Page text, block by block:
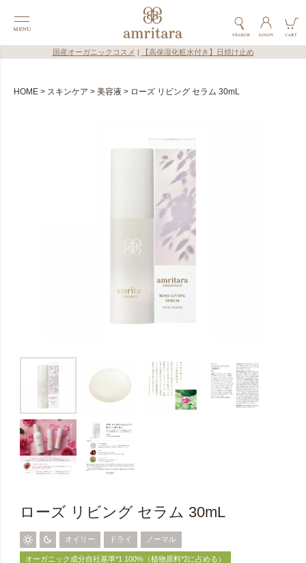
国産オーガニックコスメ 【高保湿化粧水付き】日焼け止め
HOME スキンケア 美容液 ローズ リビング セラム 30mL
ローズ リビング セラム 30mL
オイリー ドライ ノーマル
オーガニック成分自社基準*1 100%（植物原料*2に占める）